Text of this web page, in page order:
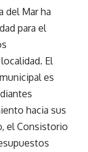
del Mar ha
para el
El
es
hacia sus
el Consistorio